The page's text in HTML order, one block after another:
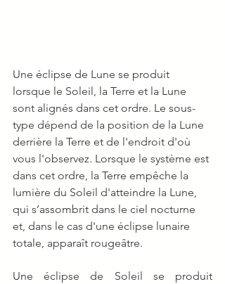
Une éclipse de Lune se produit
lorsque le Soleil, la Terre et la Lune
sont alignés dans cet ordre. Le sous-
type dépend de la position de la Lune
derrière la Terre et de l'endroit d'où
vous l'observez. Lorsque le système est
dans cet ordre, la Terre empêche la
lumière du Soleil d'atteindre la Lune,
qui s’assombrit dans le ciel nocturne
et, dans le cas d'une éclipse lunaire
totale, apparaît rougeâtre.
Une éclipse de Soleil se produit